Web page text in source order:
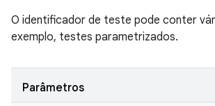
O identificador de teste pode conter
exemplo, testes parametrizados.
Parâmetros